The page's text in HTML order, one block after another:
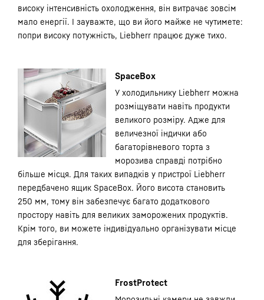
високу інтенсивність охолодження, він витрачає зовсім
мало енергії. І зауважте, що ви його майже не чутимете:
попри високу потужність, Liebherr працює дуже тихо.
SpaceBox
У холодильнику Liebherr можна
розміщувати навіть продукти
великого розміру. Адже для
величезної індички або
багаторівневого торта з
морозива справді потрібно
більше місця. Для таких випадків у пристрої Liebherr
передбачено ящик SpaceBox. Його висота становить
250 мм, тому він забезпечує багато додаткового
простору навіть для великих заморожених продуктів.
Крім того, ви можете індивідуально організувати місце
для зберігання.
FrostProtect